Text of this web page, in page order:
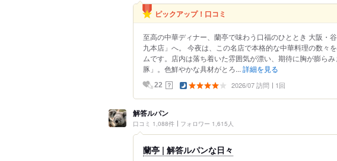
ピックアップ！口コミ
至高の中華ディナー、蘭亭で味わう口福のひととき 大阪・
九本店」へ。 今夜は、この名店で本格的な中華料理の数々
ムです。店内は落ち着いた雰囲気が漂い、期待に胸が膨ら
豚」。色鮮やかな具材がとろ... 詳細を見る
22 ？ 2026/07 訪問 1回
解答ルパン
口コミ 1,088件 フォロワー 1,615人
蘭亭 | 解答ルパンな日々